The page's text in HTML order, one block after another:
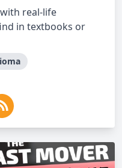
real-life
in textbooks or